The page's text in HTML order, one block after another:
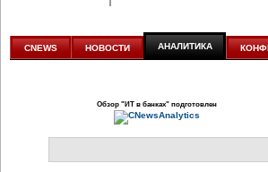
аналитике
CNEWS НОВОСТИ АНАЛИТИКА
Обзор "ИТ в банках"подготовлен